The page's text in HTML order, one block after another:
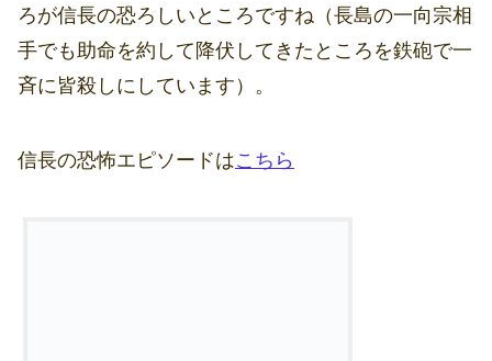
ろが信長の恐ろしいところですね（長島の一向宗相
手でも助命を約して降伏してきたところを鉄砲で一
斉に皆殺しにしています）。
信長の恐怖エピソードはこちら